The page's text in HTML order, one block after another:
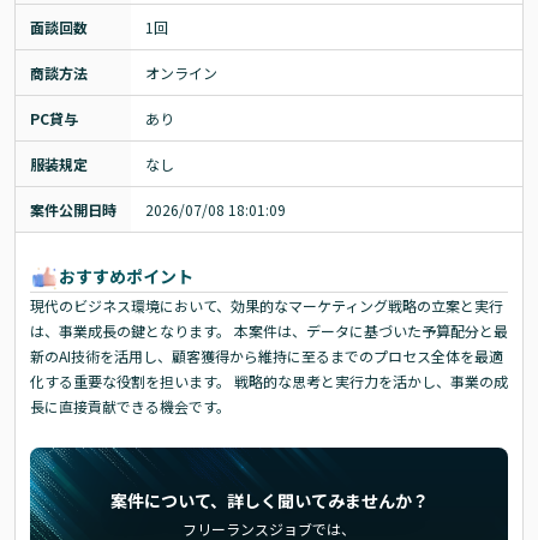
面談回数 1回
商談方法 オンライン
PC貸与 あり
服装規定 なし
案件公開日時 2026/07/08 18:01:09
おすすめポイント
現代のビジネス環境において、効果的なマーケティング戦略の立案と実行
は、事業成長の鍵となります。 本案件は、データに基づいた予算配分と最
新のAI技術を活用し、顧客獲得から維持に至るまでのプロセス全体を最適
化する重要な役割を担います。 戦略的な思考と実行力を活かし、事業の成
長に直接貢献できる機会です。
案件について、詳しく聞いてみませんか？
フリーランスジョブでは、